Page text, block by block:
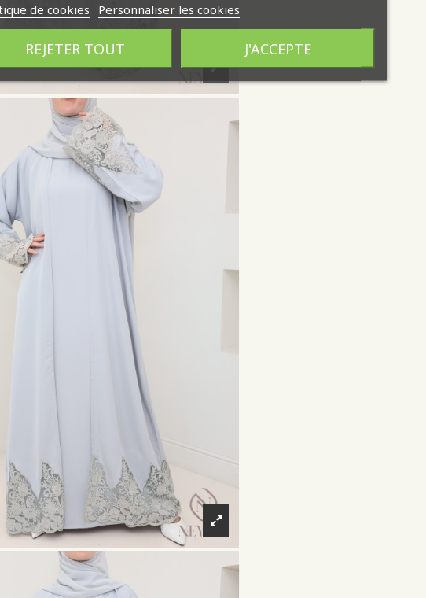
de cookies Personnaliser les cookies
REJETER TOUT J'ACCEPTE